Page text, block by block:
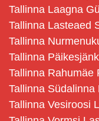
Tallinna Laagna
Tallinna Lasteaed
Tallinna
Tallinna
Tallinna Rahumäe
Tallinna Südalinna
Tallinna Vesiroosi